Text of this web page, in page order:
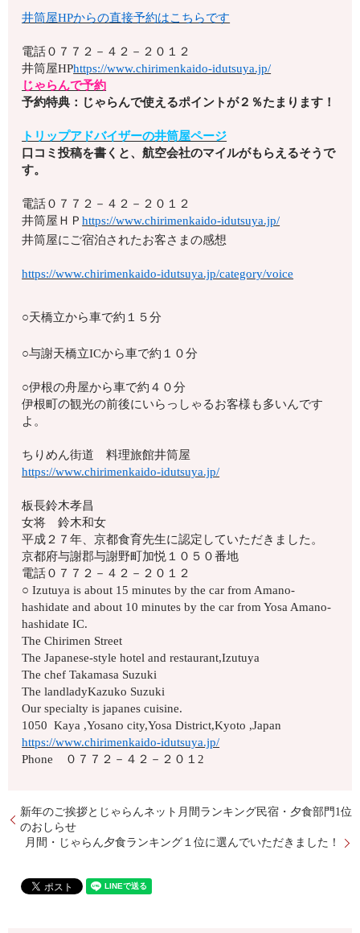
井筒屋HPからの直接予約はこちらです
電話０７７２－４２－２０１２
井筒屋HPhttps://www.chirimenkaido-idutsuya.jp/
じゃらんで予約
予約特典：じゃらんで使えるポイントが２％たまります！
トリップアドバイザーの井筒屋ページ
口コミ投稿を書くと、航空会社のマイルがもらえるそうで
す。
電話０７７２－４２－２０１２
井筒屋ＨＰhttps://www.chirimenkaido-idutsuya.jp/
井筒屋にご宿泊されたお客さまの感想
https://www.chirimenkaido-idutsuya.jp/category/voice
○天橋立から車で約１５分
○与謝天橋立ICから車で約１０分
○伊根の舟屋から車で約４０分
伊根町の観光の前後にいらっしゃるお客様も多いんです
よ。
ちりめん街道 料理旅館井筒屋
https://www.chirimenkaido-idutsuya.jp/
板長鈴木孝昌
女将 鈴木和女
平成２７年、京都食育先生に認定していただきました。
京都府与謝郡与謝野町加悦１０５０番地
電話０７７２－４２－２０１２
○ Izutuya is about 15 minutes by the car from Amano-
hashidate and about 10 minutes by the car from Yosa Amano-
hashidate IC.
The Chirimen Street
The Japanese-style hotel and restaurant,Izutuya
The chef Takamasa Suzuki
The landladyKazuko Suzuki
Our specialty is japanes cuisine.
1050 Kaya ,Yosano city,Yosa District,Kyoto ,Japan
https://www.chirimenkaido-idutsuya.jp/
Phone ０７７２－４２－２０１2
新年のご挨拶とじゃらんネット月間ランキング民宿・夕食部門1位
のおしらせ
月間・じゃらん夕食ランキング１位に選んでいただきました！